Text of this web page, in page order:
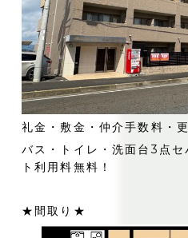
礼金・敷金・仲介手数料・
バス・トイレ・洗面台3点
ト利用料無料！
★間取り★